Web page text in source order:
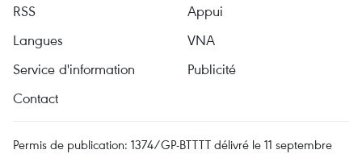
RSS
Appui
Langues
VNA
Service d'information
Publicité
Contact
Permis de publication: 1374/GP-BTTTT délivré le 11 septembre